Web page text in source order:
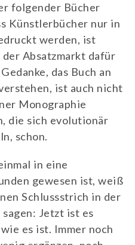
folgender Bücher
Künstlerbücher nur in
werden, ist
Absatzmarkt dafür
das Buch an
ist auch nicht
Monographie
die sich evolutionär
schon.
in eine
gewesen ist, weiß
Schlussstrich in der
Jetzt ist es
es ist. Immer noch